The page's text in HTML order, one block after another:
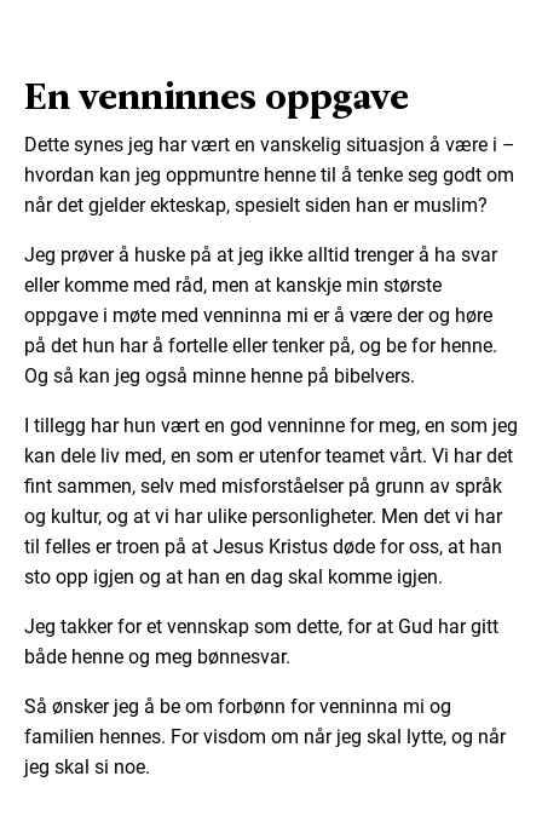
En venninnes oppgave
Dette synes jeg har vært en vanskelig situasjon å være i –
hvordan kan jeg oppmuntre henne til å tenke seg godt om
når det gjelder ekteskap, spesielt siden han er muslim?
Jeg prøver å huske på at jeg ikke alltid trenger å ha svar
eller komme med råd, men at kanskje min største
oppgave i møte med venninna mi er å være der og høre
på det hun har å fortelle eller tenker på, og be for henne.
Og så kan jeg også minne henne på bibelvers.
I tillegg har hun vært en god venninne for meg, en som jeg
kan dele liv med, en som er utenfor teamet vårt. Vi har det
fint sammen, selv med misforståelser på grunn av språk
og kultur, og at vi har ulike personligheter. Men det vi har
til felles er troen på at Jesus Kristus døde for oss, at han
sto opp igjen og at han en dag skal komme igjen.
Jeg takker for et vennskap som dette, for at Gud har gitt
både henne og meg bønnesvar.
Så ønsker jeg å be om forbønn for venninna mi og
familien hennes. For visdom om når jeg skal lytte, og når
jeg skal si noe.